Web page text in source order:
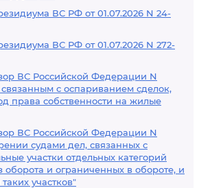
ВС РФ от 01.07.2026 N 24-
ВС РФ от 01.07.2026 N 272-
ВС Российской Федерации N
с оспариванием сделок,
права собственности на жилые
ВС Российской Федерации N
судами дел, связанных с
участки отдельных категорий
оборота и ограниченных в обороте, и
участков"